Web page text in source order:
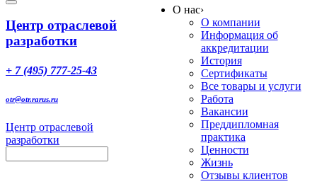
Toggle
Центр отраслевой
разработки
+ 7 (495) 777-25-43
otr@otr.rarus.ru
Центр отраслевой
разработки
О нас›
О компании
Информация об
аккредитации
История
Сертификаты
Все товары и услуги
Работа
Вакансии
Преддипломная
практика
Ценности
Жизнь
Отзывы клиентов